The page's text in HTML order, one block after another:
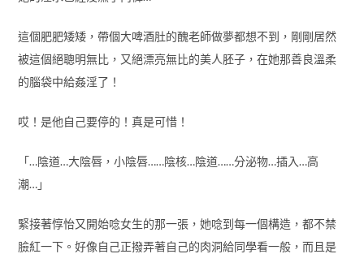
這個肥肥矮矮，帶個大啤酒肚的醜老師做夢都想不到，剛剛居然
被這個絕聰明無比，又絕漂亮無比的美人胚子，在她那善良溫柔
的腦袋中給姦淫了！
哎！是他自己要停的！真是可惜！
「…陰道…大陰唇，小陰唇……陰核…陰道……分泌物…插入…高
潮…」
緊接著惇怡又開始唸女生的那一張，她唸到每一個構造，都不禁
臉紅一下。好像自己正撥弄著自己的肉洞給同學看一般，而且是